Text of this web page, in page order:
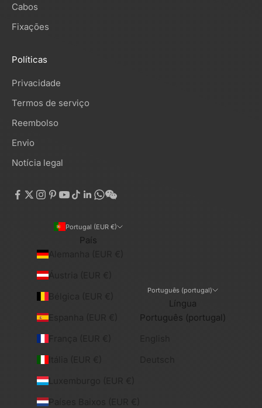
Cabos
Fixações
Políticas
Privacidade
Termos de serviço
Reembolso
Envio
Notícia legal
Portugal (EUR €)
País
Português (portugal)
Língua
Português (portugal)